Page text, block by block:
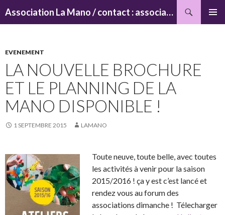
Association La Mano / contact : associationlamano@yahoo.fr
EVENEMENT
LA NOUVELLE BROCHURE
ET LE PLANNING DE LA
MANO DISPONIBLE !
1 SEPTEMBRE 2015 LAMANO
Toute neuve, toute belle, avec toutes
les activités à venir pour la saison
2015/2016 ! ça y est c’est lancé et
rendez vous au forum des
associations dimanche ! Télecharger